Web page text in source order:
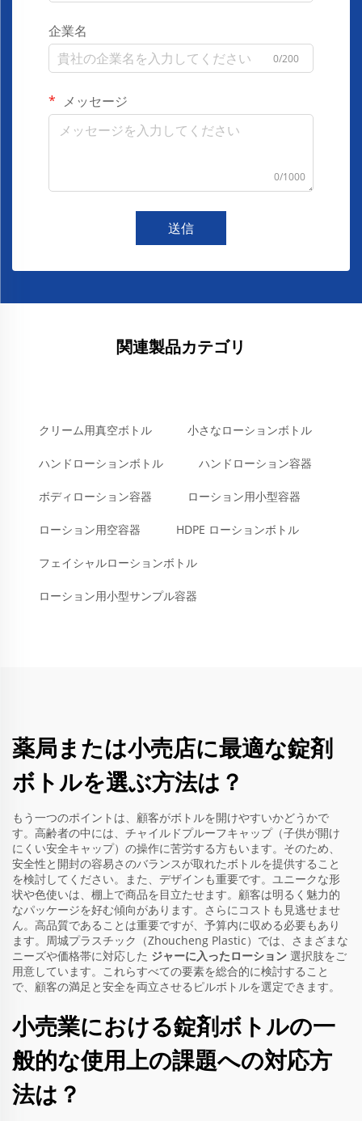
企業名
0/200
メッセージ
0/1000
送信
関連製品カテゴリ
クリーム用真空ボトル 小さなローションボトル
ハンドローションボトル ハンドローション容器
ボディローション容器 ローション用小型容器
ローション用空容器 HDPE ローションボトル
フェイシャルローションボトル
ローション用小型サンプル容器
薬局または小売店に最適な錠剤
ボトルを選ぶ方法は？
もう一つのポイントは、顧客がボトルを開けやすいかどうかで
す。高齢者の中には、チャイルドプルーフキャップ（子供が開け
にくい安全キャップ）の操作に苦労する方もいます。そのため、
安全性と開封の容易さのバランスが取れたボトルを提供すること
を検討してください。また、デザインも重要です。ユニークな形
状や色使いは、棚上で商品を目立たせます。顧客は明るく魅力的
なパッケージを好む傾向があります。さらにコストも見逃せませ
ん。高品質であることは重要ですが、予算内に収める必要もあり
ます。周城プラスチック（Zhoucheng Plastic）では、さまざまな
ニーズや価格帯に対応した ジャーに入ったローション 選択肢をご
用意しています。これらすべての要素を総合的に検討すること
で、顧客の満足と安全を両立させるピルボトルを選定できます。
小売業における錠剤ボトルの一
般的な使用上の課題への対応方
法は？